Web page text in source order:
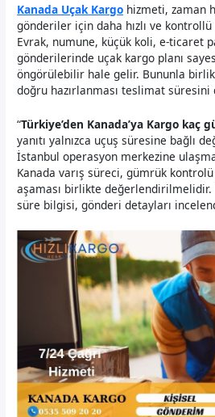
Kanada Uçak Kargo hizmeti, zaman
gönderiler için daha hızlı ve
Evrak, numune, küçük koli, e-ticaret
gönderilerinde uçak kargo planı
öngörülebilir hale gelir. Bununla
doğru hazırlanması teslimat
“Türkiye’den Kanada’ya Kargo kaç
yanıtı yalnızca uçuş süresine bağlı
İstanbul operasyon merkezine
Kanada varış süreci, gümrük
aşaması birlikte değerlendirilmelidir.
süre bilgisi, gönderi detayları